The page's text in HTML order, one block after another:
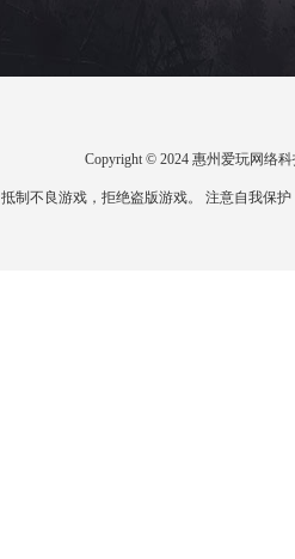
Copyright © 2024 惠州爱玩网络
抵制不良游戏，拒绝盗版游戏。 注意自我保